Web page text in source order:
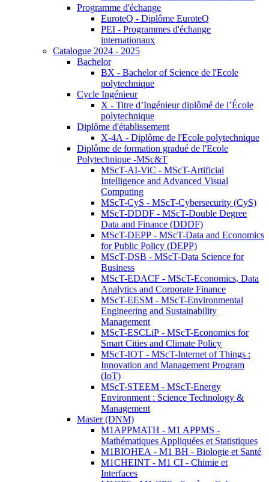
Programme d'échange
EuroteQ - Diplôme EuroteQ
PEI - Programmes d'échange
internationaux
Catalogue 2024 - 2025
Bachelor
BX - Bachelor of Science de l'Ecole
polytechnique
Cycle Ingénieur
X - Titre d’Ingénieur diplômé de l’École
polytechnique
Diplôme d'établissement
X-4A - Diplôme de l'Ecole polytechnique
Diplôme de formation gradué de l'Ecole
Polytechnique -MSc&T
MScT-AI-ViC - MScT-Artificial
Intelligence and Advanced Visual
Computing
MScT-CyS - MScT-Cybersecurity (CyS)
MScT-DDDF - MScT-Double Degree
Data and Finance (DDDF)
MScT-DEPP - MScT-Data and Economics
for Public Policy (DEPP)
MScT-DSB - MScT-Data Science for
Business
MScT-EDACF - MScT-Economics, Data
Analytics and Corporate Finance
MScT-EESM - MScT-Environmental
Engineering and Sustainability
Management
MScT-ESCLiP - MScT-Economics for
Smart Cities and Climate Policy
MScT-IOT - MScT-Internet of Things :
Innovation and Management Program
(IoT)
MScT-STEEM - MScT-Energy
Environment : Science Technology &
Management
Master (DNM)
M1APPMATH - M1 APPMS -
Mathématiques Appliquées et Statistiques
M1BIOHEA - M1 BH - Biologie et Santé
M1CHEINT - M1 CI - Chimie et
Interfaces